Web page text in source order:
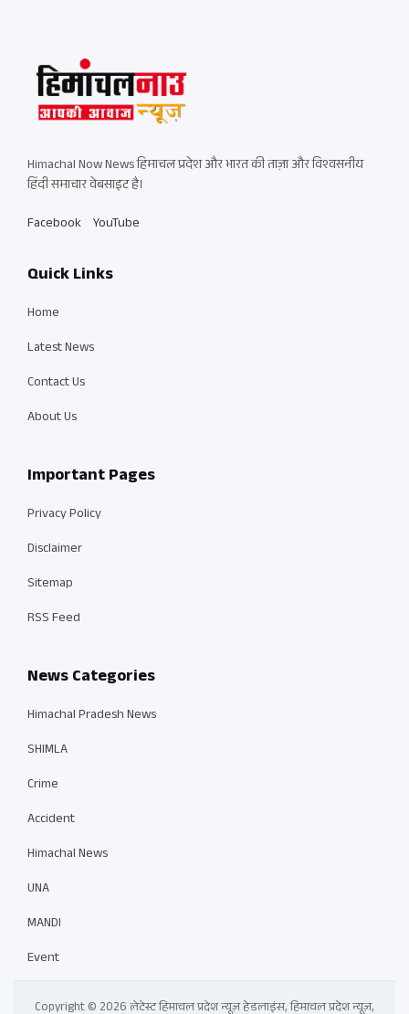
Himachal Now News हिमाचल प्रदेश और भारत की ताज़ा और विश्वसनीय
हिंदी समाचार वेबसाइट है।
Facebook YouTube
Quick Links
Home
Latest News
Contact Us
About Us
Important Pages
Privacy Policy
Disclaimer
Sitemap
RSS Feed
News Categories
Himachal Pradesh News
SHIMLA
Crime
Accident
Himachal News
UNA
MANDI
Event
Copyright © 2026 लेटेस्ट हिमाचल प्रदेश न्यूज़ हेडलाइंस, हिमाचल प्रदेश न्यूज़,